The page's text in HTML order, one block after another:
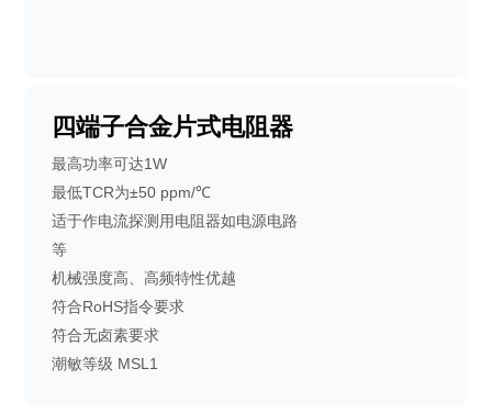
四端子合金片式电阻器
最高功率可达1W
最低TCR为±50 ppm/℃
适于作电流探测用电阻器如电源电路
等
机械强度高、高频特性优越
符合RoHS指令要求
符合无卤素要求
潮敏等级 MSL1